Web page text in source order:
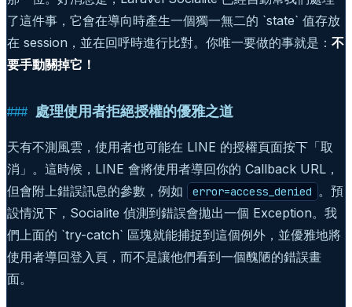
了這件事，它會在導向時產生一個獨一無二的 `state` 值存放
在 session，並在回呼時進行比對。你唯一要做的事就是： 不
要手動關掉它！
處理使用者拒絕授權的優雅之道
天有不測風雲，使用者也可能在 LINE 的授權頁面按下「取
消」。這時候，LINE 會將使用者導回你的 Callback URL，
但會附上錯誤訊息的參數，例如
error=access_denied 。預
設情況下，Socialite 偵測到錯誤會拋出一個 Exception。我
們上面的 `try-catch` 區塊就能捕捉到這個例外，並優雅地將
使用者導回登入頁，而不是讓他們看到一個醜陋的錯誤畫
面。